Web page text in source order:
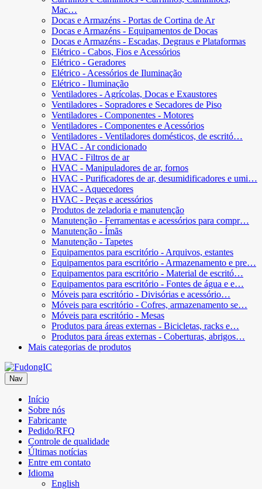
Mac…
Docas e Armazéns - Portas de Cortina de Ar
Docas e Armazéns - Equipamentos de Docas
Docas e Armazéns - Escadas, Degraus e Plataformas
Elétrico - Cabos, Fios e Acessórios
Elétrico - Geradores
Elétrico - Acessórios de Iluminação
Elétrico - Iluminação
Ventiladores - Agrícolas, Docas e Exaustores
Ventiladores - Sopradores e Secadores de Piso
Ventiladores - Componentes - Motores
Ventiladores - Componentes e Acessórios
Ventiladores - Ventiladores domésticos, de escritó…
HVAC - Ar condicionado
HVAC - Filtros de ar
HVAC - Manipuladores de ar, fornos
HVAC - Purificadores de ar, desumidificadores e umi…
HVAC - Aquecedores
HVAC - Peças e acessórios
Produtos de zeladoria e manutenção
Manutenção - Ferramentas e acessórios para compr…
Manutenção - Ímãs
Manutenção - Tapetes
Equipamentos para escritório - Arquivos, estantes
Equipamentos para escritório - Armazenamento e pre…
Equipamentos para escritório - Material de escritó…
Equipamentos para escritório - Fontes de água e e…
Móveis para escritório - Divisórias e acessório…
Móveis para escritório - Cofres, armazenamento se…
Móveis para escritório - Mesas
Produtos para áreas externas - Bicicletas, racks e…
Produtos para áreas externas - Coberturas, abrigos…
Mais categorias de produtos
Nav
Início
Sobre nós
Fabricante
Pedido/RFQ
Controle de qualidade
Últimas notícias
Entre em contato
Idioma
English